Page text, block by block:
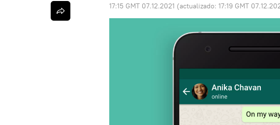
17:15 GMT 07.12.2021 (actualizado: 17:19 GMT